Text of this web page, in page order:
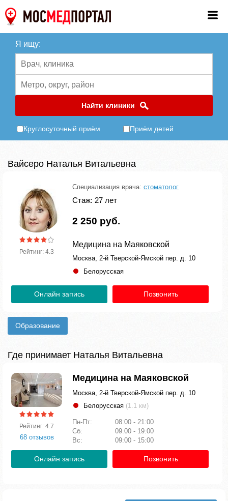
Я ищу:
Найти клиники
Круглосуточный приём Приём детей
Вайсеро Наталья Витальевна
Рейтинг: 4.3
Специализация врача: стоматолог
Стаж: 27 лет
2 250 руб.
Медицина на Маяковской
Москва, 2-й Тверской-Ямской пер. д. 10
Белорусская
Онлайн запись Позвонить
Образование
Где принимает Наталья Витальевна
Рейтинг: 4.7
68 отзывов
Медицина на Маяковской
Москва, 2-й Тверской-Ямской пер. д. 10
Белорусская (1.1 км)
Пн-Пт:
08:00 - 21:00
Сб:
09:00 - 19:00
Вс:
09:00 - 15:00
Онлайн запись Позвонить